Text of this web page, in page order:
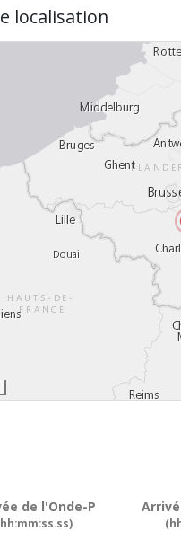
localisation
de l'Onde-P